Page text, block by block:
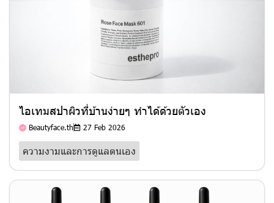
ไอเทมสปาผิวที่บ้านง่ายๆ ทำได้ด้วยตัวเอง
Beautyface.th 27 Feb 2026
ความงามและการดูแลตนเอง